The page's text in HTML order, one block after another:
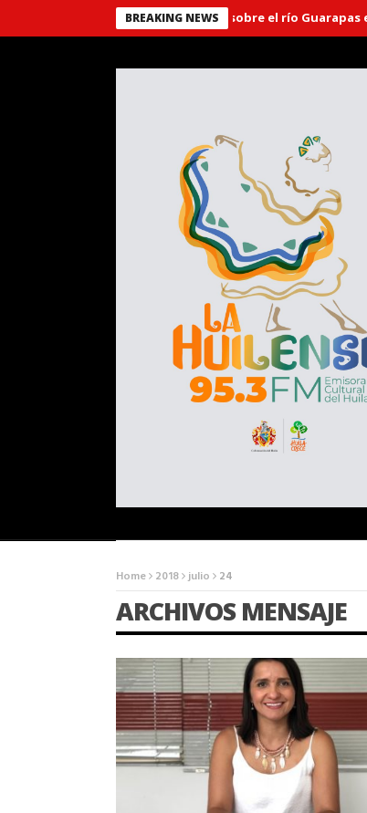
BREAKING NEWS
Puente ‘El Libertador’ sobre el río Guarapas en
Home 2018 julio 24
ARCHIVOS MENSAJE